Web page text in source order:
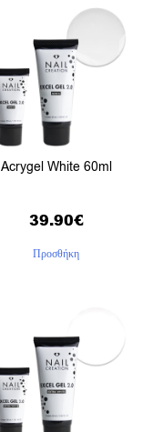
Acrygel White 60ml
39.90€
Προσθήκη